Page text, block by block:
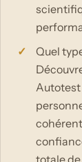
Quel
Autotest